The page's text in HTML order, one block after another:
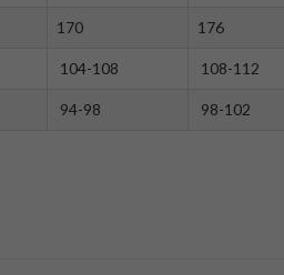
170 176
104-108 108-112
94-98 98-102